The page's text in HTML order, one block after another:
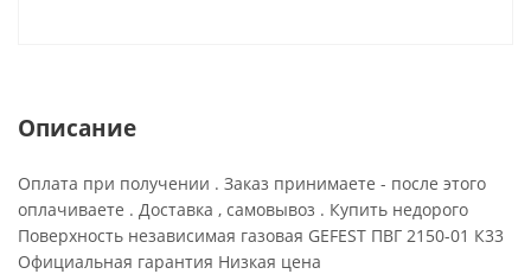
Описание
Оплата при получении . Заказ принимаете - после этого
оплачиваете . Доставка , самовывоз . Купить недорого
Поверхность независимая газовая GEFEST ПВГ 2150-01 К33
Официальная гарантия Низкая цена